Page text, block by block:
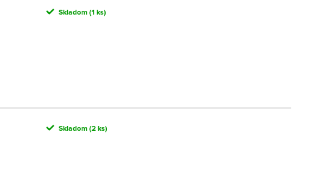
Skladom(1 ks)
Skladom(2 ks)